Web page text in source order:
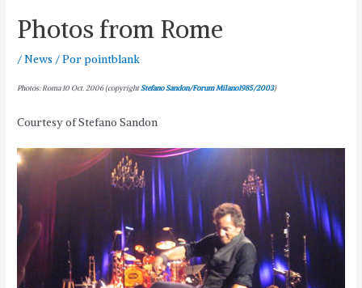
Photos from Rome
/News / Porpointblank
Photos: Roma 10 Oct. 2006 (copyrightStefano Sandon/Forum Milano1985/2003)
Courtesy of Stefano Sandon